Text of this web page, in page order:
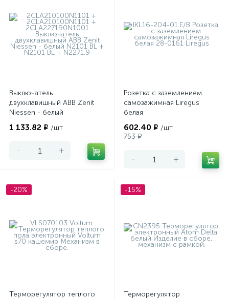
Выключатель
двухклавишный ABB Zenit
Niessen - белый
1 133.82 ₽ /шт
- +
Розетка с заземлением
самозажимная Liregus
белая
602.40 ₽ /шт
753 ₽
- +
-20%
Терморегулятор теплого
-15%
Терморегулятор